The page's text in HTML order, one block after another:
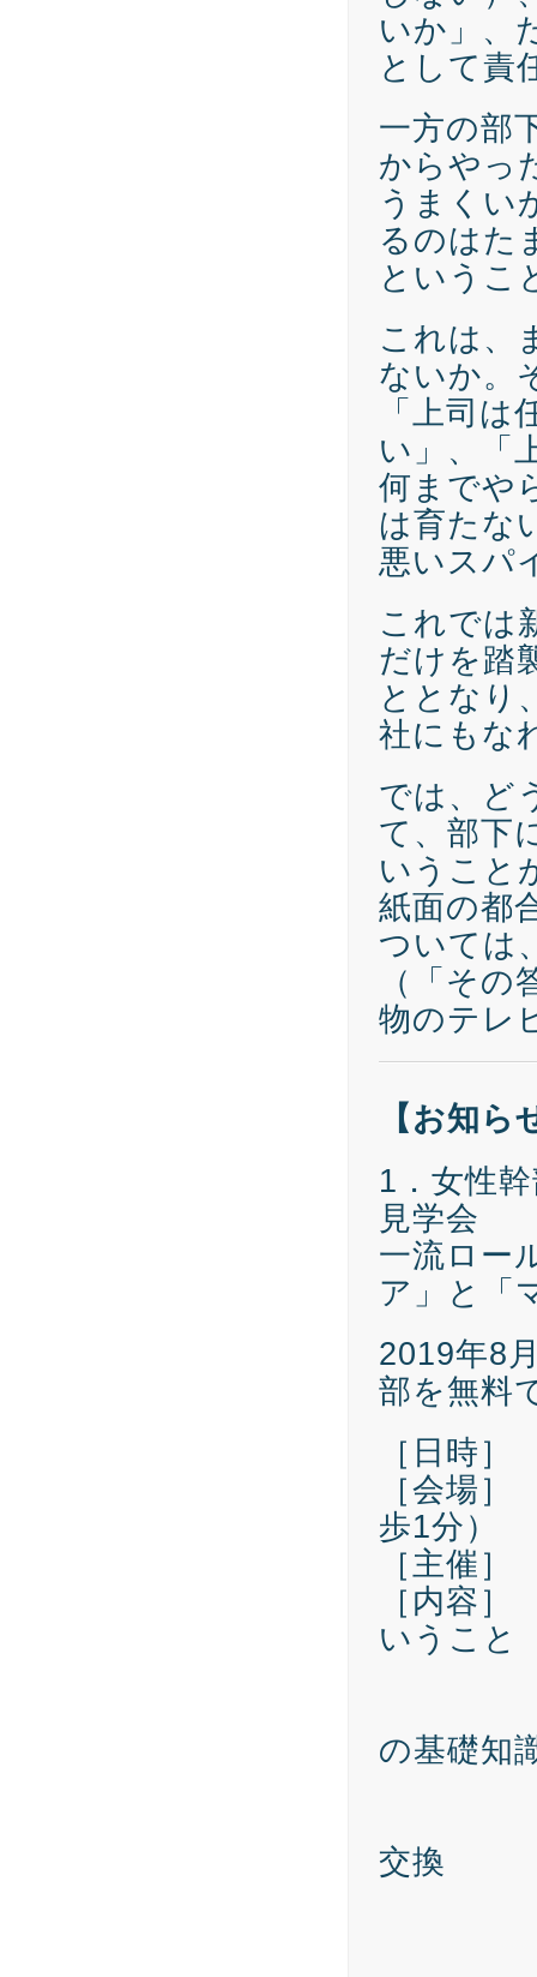
いか」、
として責
一方の部
からやっ
うまくい
るのはた
というこ
これは、
ないか。
「上司
い」、「
何までや
は育たな
悪いスパ
これでは
だけを踏
ととなり
社にもな
では、ど
て、部下
いうこと
紙面の都
ついては
（「そ
物のテレ
【お知ら
1．女性
見学会
一流ロー
ア」と「
2019年8
部を無料
［日時
［会場
歩1分）
［主催
［内容
いうこと
の基礎知
交換